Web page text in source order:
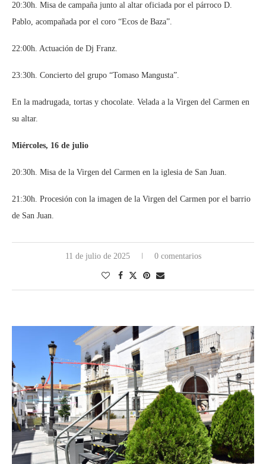
20:30h. Misa de campaña junto al altar oficiada por el párroco D.
Pablo, acompañada por el coro “Ecos de Baza”.
22:00h. Actuación de Dj Franz.
23:30h. Concierto del grupo “Tomaso Mangusta”.
En la madrugada, tortas y chocolate. Velada a la Virgen del Carmen en
su altar.
Miércoles, 16 de julio
20:30h. Misa de la Virgen del Carmen en la iglesia de San Juan.
21:30h. Procesión con la imagen de la Virgen del Carmen por el barrio
de San Juan.
11 de julio de 2025 0 comentarios